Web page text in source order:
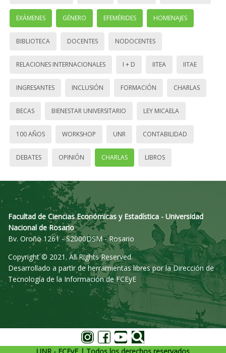
EXÁMENES GÉNERO EFEMÉRIDES HOMENAJES
BIBLIOTECA DOCENTES NODOCENTES
RELACIONES INTERNACIONALES I + D IITEA IITAE
INGRESANTES INCLUSIÓN FORMACIÓN CHARLAS
BECAS BIENESTAR UNIVERSITARIO LEY MICAELA
100 AÑOS WORKSHOP UNR CONTABILIDAD
DEBATES OPINIÓN CHARLAS LIBROS
Facultad de Ciencias Económicas y Estadística - Universidad
Nacional de Rosario
Bv. Oroño 1261 - S2000DSM - Rosario
Copyright © 2021. All Rights Reserved.
Desarrollado a partir de herramientas libres por la Dirección de
Tecnología de la Información de FCEyE